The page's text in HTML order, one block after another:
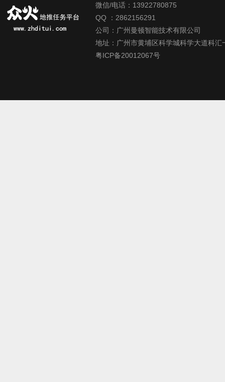
微信/电话：13922780875
QQ ：2862156291
公司：广州曼顿智能技术有限公司
地址：广州市黄埔区科学城科学大道科汇
粤ICP备20012067号